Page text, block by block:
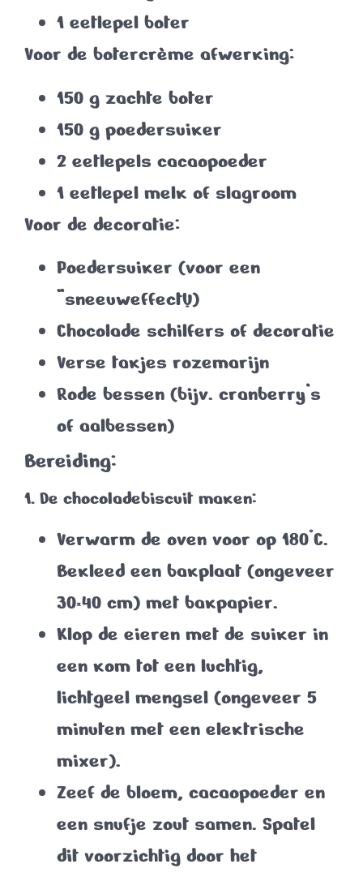
1 eetlepel boter
Voor de botercrème afwerking:
150 g zachte boter
150 g poedersuiker
2 eetlepels cacaopoeder
1 eetlepel melk of slagroom
Voor de decoratie:
Poedersuiker (voor een
“sneeuweffect”)
Chocolade schilfers of decoratie
Verse takjes rozemarijn
Rode bessen (bijv. cranberry’s
of aalbessen)
Bereiding:
1. De chocoladebiscuit maken:
Verwarm de oven voor op 180°C.
Bekleed een bakplaat (ongeveer
30×40 cm) met bakpapier.
Klop de eieren met de suiker in
een kom tot een luchtig,
lichtgeel mengsel (ongeveer 5
minuten met een elektrische
mixer).
Zeef de bloem, cacaopoeder en
een snufje zout samen. Spatel
dit voorzichtig door het